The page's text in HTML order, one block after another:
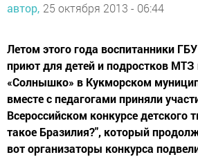
автор, 25 октября 2013 - 06:44
Летом этого года воспитанники
приют для детей и подростков
«Солнышко» в Кукморском
вместе с педагогами приняли
Всероссийском конкурсе детского
такое Бразилия?", который
вот организаторы конкурса